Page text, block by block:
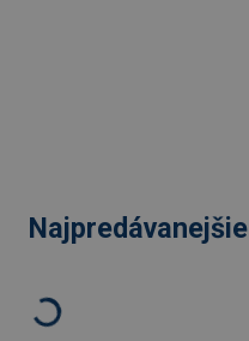
Najpredávanejšie